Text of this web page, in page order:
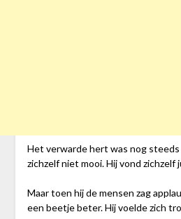
Het verwarde hert was nog steeds
zichzelf niet mooi. Hij vond zichzelf
Maar toen hij de mensen zag
een beetje beter. Hij voelde zich